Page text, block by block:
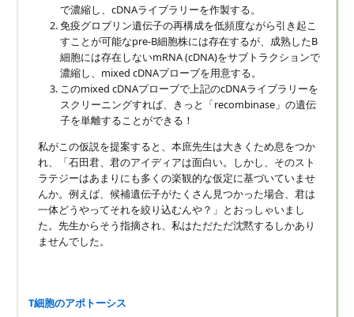
で濃縮し、cDNAライブラリーを作製する。
免疫グロブリン遺伝子の再構成を低頻度ながら引き起こ
すことが可能なpre-B細胞株には存在するが、成熟したB
細胞には存在しないmRNA (cDNA)をサブトラクションで
濃縮し、mixed cDNAプローブを用意する。
このmixed cDNAプローブで上記のcDNAライブラリーを
スクリーニングすれば、きっと「recombinase」の遺伝
子を単離することができる！
私がこの仮説を提案すると、本庶先生は大きくため息をつか
れ、「石田君、君のアイディアは面白い。しかし、そのスト
ラテジーはあまりにも多くの楽観的な仮定に基づいていませ
んか。例えば、候補遺伝子がたくさん見つかった場合、君は
一体どうやってそれを絞り込むんや？」とおっしゃいまし
た。先生からそう指摘され、私はただただ沈黙するしかあり
ませんでした。
T細胞のアポトーシス